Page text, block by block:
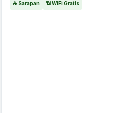
☕ Sarapan 📶 WiFi Gratis